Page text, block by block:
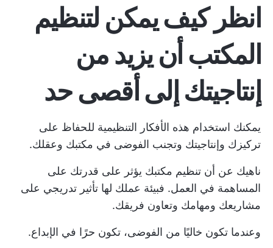
انظر كيف يمكن لتنظيم
المكتب أن يزيد من
إنتاجيتك إلى أقصى حد
يمكنك استخدام هذه الأفكار التنظيمية للحفاظ على
تركيزك وإنتاجيتك وتجنب الفوضى في مكتبك وعقلك.
ناهيك عن أن تنظيم مكتبك يؤثر على قدرتك على
المساهمة في العمل. فبيئة عملك لها تأثير تدريجي على
مشاريعك ومهامك وتعاون فريقك.
وعندما تكون خاليًا من الفوضى، تكون حرًا في الإبداع.